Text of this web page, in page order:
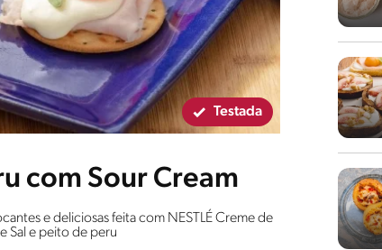
Testada
com Sour Cream
e deliciosas feita com NESTLÉ Creme de
Sal e peito de peru